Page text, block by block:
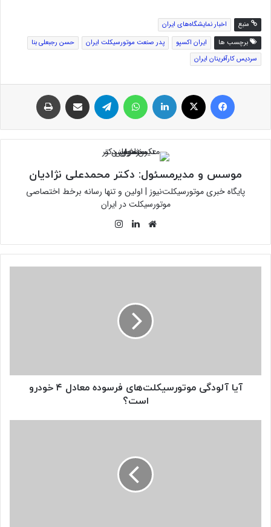
منبع
اخبار نمایشگاه‌های ایران
برچسب ها
ایران اکسپو پدر صنعت موتورسیکلت ایران
حسن رجبعلی بنا
سردیس کارآفرینان ایران
فیس بوک لینکدین تلگرام اشتراک گذاری از طریق ایمیل
موسس و مدیرمسئول: دکتر محمدعلی نژادیان
پایگاه خبری موتورسیکلت‌نیوز | اولین و تنها رسانه برخط اختصاصی
موتورسیکلت در ایران
وبسایتلینکدین
آیا آلودگی موتورسیکلت‌های فرسوده معادل ۴ خودرو
است؟